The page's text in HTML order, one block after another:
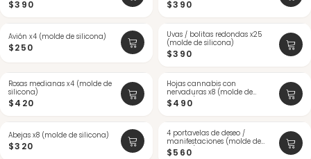
$390 $390
Avión x4 (molde de silicona)
$250
Uvas / bolitas redondas x25
(molde de silicona)
$390
Rosas medianas x4 (molde de
silicona)
$420
Hojas cannabis con
nervaduras x8 (molde de
silicona)
$490
Abejas x8 (molde de silicona)
$320
4 portavelas de deseo /
manifestaciones (molde de
silicona)
$560